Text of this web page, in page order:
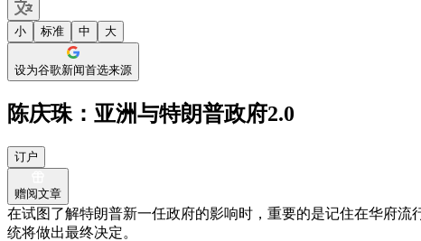
小 标准 中 大
设为谷歌新闻首选来源
陈庆珠：亚洲与特朗普政府2.0
订户
赠阅文章
在试图了解特朗普新一任政府的影响时，重要的是记住在华府
统将做出最终决定。